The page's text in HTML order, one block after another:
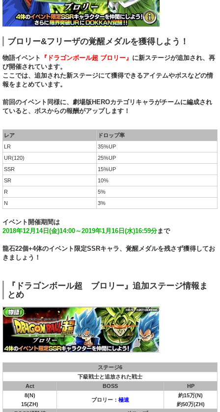
ブロリー&フリーザの覚醒メダルを獲得しよう！
物語イベント 『ドラゴンボール超 ブロリー』 に新ステージが追加され、再
び開催されています。
ここでは、追加された新ステージにて獲得できるアイテムやボスなどの情
報をまとめています。
前回のイベント同様に、劇場版HEROカテゴリキャラがチームに編成され
ていると、ボスからの報酬がアップします！
レア
ドロップ率
LR
35%UP
UR(120)
25%UP
SSR
15%UP
SR
10%
R
5%
N
3%
イベント開催期間は
2018年12月14日(金)14:00～2019年1月16日(水)16:59分まで
龍石22個+4体のイベント限定SSRキャラ、覚醒メダルを残さず獲得してお
きましょう！
『ドラゴンボール超 ブロリー』追加ステージ情報ま
とめ
ステージ6
下級戦士と追放された戦士
Act
BOSS
HP
8(N)
15(ZH)
ブロリー： 極速
約15万(N)
約50万(ZH)